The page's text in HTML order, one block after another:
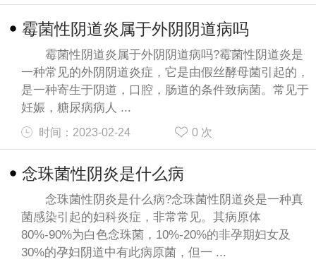
霉菌性阴道炎属于外阴阴道病吗
霉菌性阴道炎属于外阴阴道病吗?霉菌性阴道炎是
一种常见的外阴阴道炎症，它是由假丝酵母菌引起的，
是一种寄生于阴道，口腔，肠道的条件致病菌。常见于
妊娠，糖尿病病人 ...
时间：2023-02-24 0 次
念珠菌性阴炎是什么病
念珠菌性阴炎是什么病?念珠菌性阴道炎是一种真
菌感染引起的妇科炎症，非常常见。其病原体
80%-90%为白色念珠菌，10%-20%的非孕期妇女及
30%的孕妇阴道中有此病原菌，但一 ...